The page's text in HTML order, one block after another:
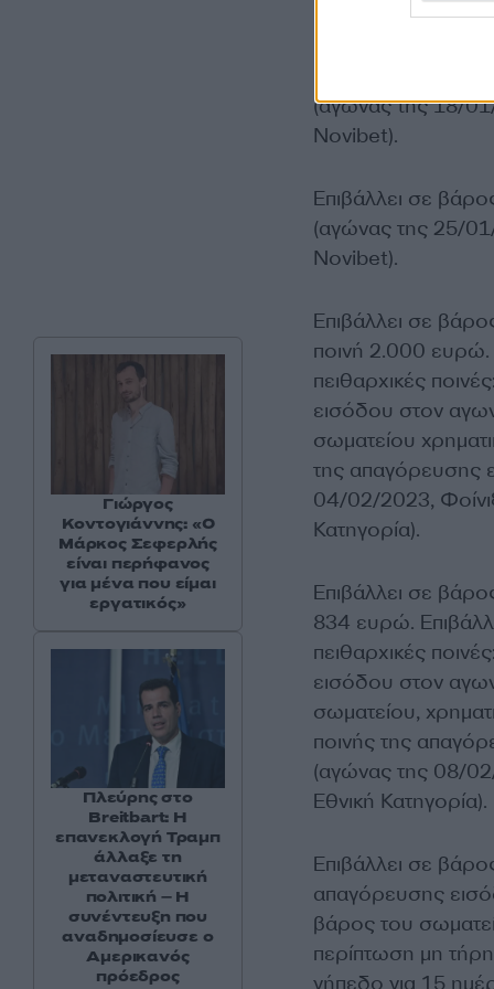
Επιβάλλει σε
(αγώνας της 18/
Novibet).
Επιβάλλει σε
(αγώνας της 25/
Novibet).
Επιβάλλει σε
ποινή 2.000 ευρώ.
πειθαρχικές
εισόδου στον
σωματείου
της απαγόρευσης
04/02/2023,
Κατηγορία).
Επιβάλλει σε
834 ευρώ.
πειθαρχικές
εισόδου στον
σωματείου,
ποινής της
(αγώνας της 08/
Εθνική Κατηγορία).
Επιβάλλει σε
απαγόρευσης
βάρος του
περίπτωση μη
γήπεδο για 15
Γιώργος
Κοντογιάννης: «Ο
Μάρκος Σεφερλής
είναι περήφανος
για μένα που είμαι
εργατικός»
Πλεύρης στο
Breitbart: Η
επανεκλογή Τραμπ
άλλαξε τη
μεταναστευτική
πολιτική – Η
συνέντευξη που
αναδημοσίευσε ο
Αμερικανός
πρόεδρος